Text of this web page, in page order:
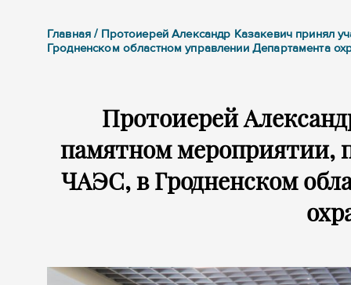
Главная / Протоиерей Александр Казакевич принял
Гродненском областном управлении Департамента
Протоиерей
памятном мероприятии,
ЧАЭС, в Гродненском